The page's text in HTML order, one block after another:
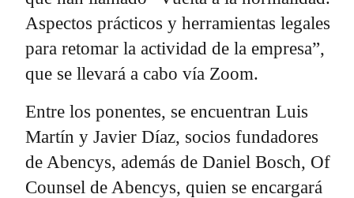
Aspectos prácticos y herramientas legales
para retomar la actividad de la empresa”,
que se llevará a cabo vía Zoom.
Entre los ponentes, se encuentran Luis
Martín y Javier Díaz, socios fundadores
de Abencys, además de Daniel Bosch, Of
Counsel de Abencys, quien se encargará